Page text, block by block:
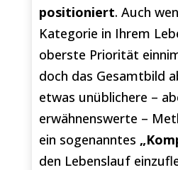
positioniert. Auch
Kategorie in Ihrem
oberste Priorität
doch das Gesamtbild
etwas unüblichere –
erwähnenswerte –
ein sogenanntes
den Lebenslauf